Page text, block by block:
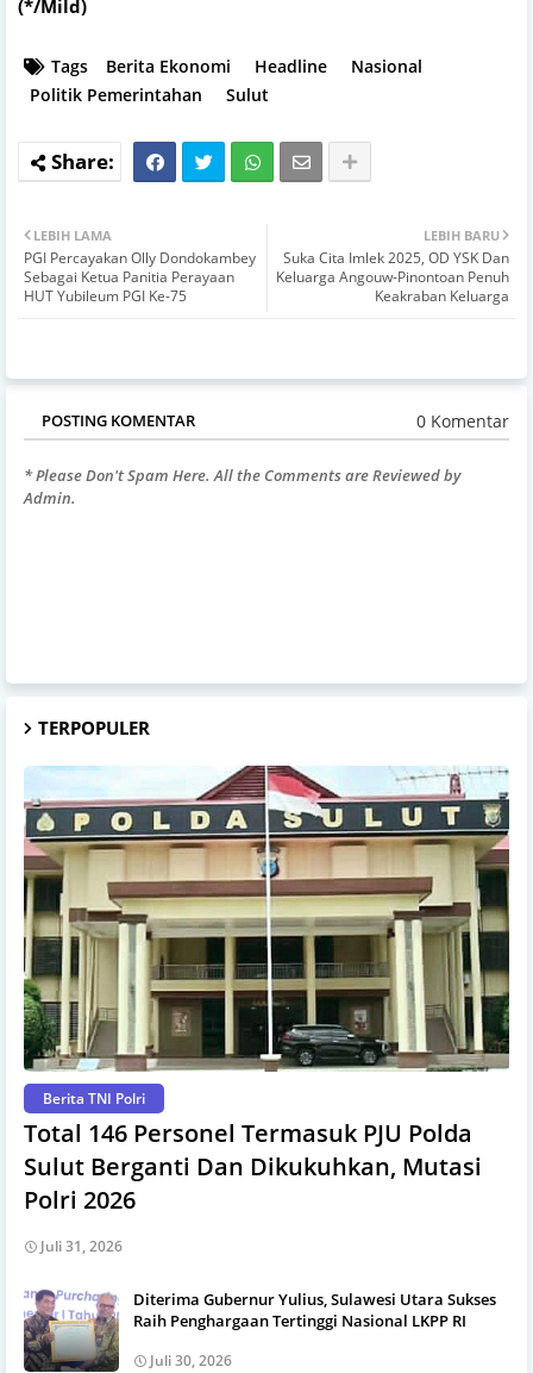
(*/Mild)
Tags Berita Ekonomi Headline
Nasional
Politik Pemerintahan
Sulut
LEBIH BARU
Suka Cita Imlek 2025, OD YSK Dan
Keluarga Angouw-Pinontoan Penuh
Keakraban Keluarga
LEBIH LAMA
PGI Percayakan Olly Dondokambey
Sebagai Ketua Panitia Perayaan
HUT Yubileum PGI Ke-75
POSTING KOMENTAR 0 Komentar
* Please Don't Spam Here. All the Comments are Reviewed by
Admin.
TERPOPULER
Berita TNI Polri
Total 146 Personel Termasuk PJU Polda
Sulut Berganti Dan Dikukuhkan, Mutasi
Polri 2026
Juli 31, 2026
Diterima Gubernur Yulius, Sulawesi Utara Sukses
Raih Penghargaan Tertinggi Nasional LKPP RI
Juli 30, 2026